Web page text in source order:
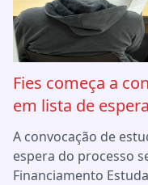
Fies começa a
em lista de espera
A convocação de
espera do processo
Financiamento